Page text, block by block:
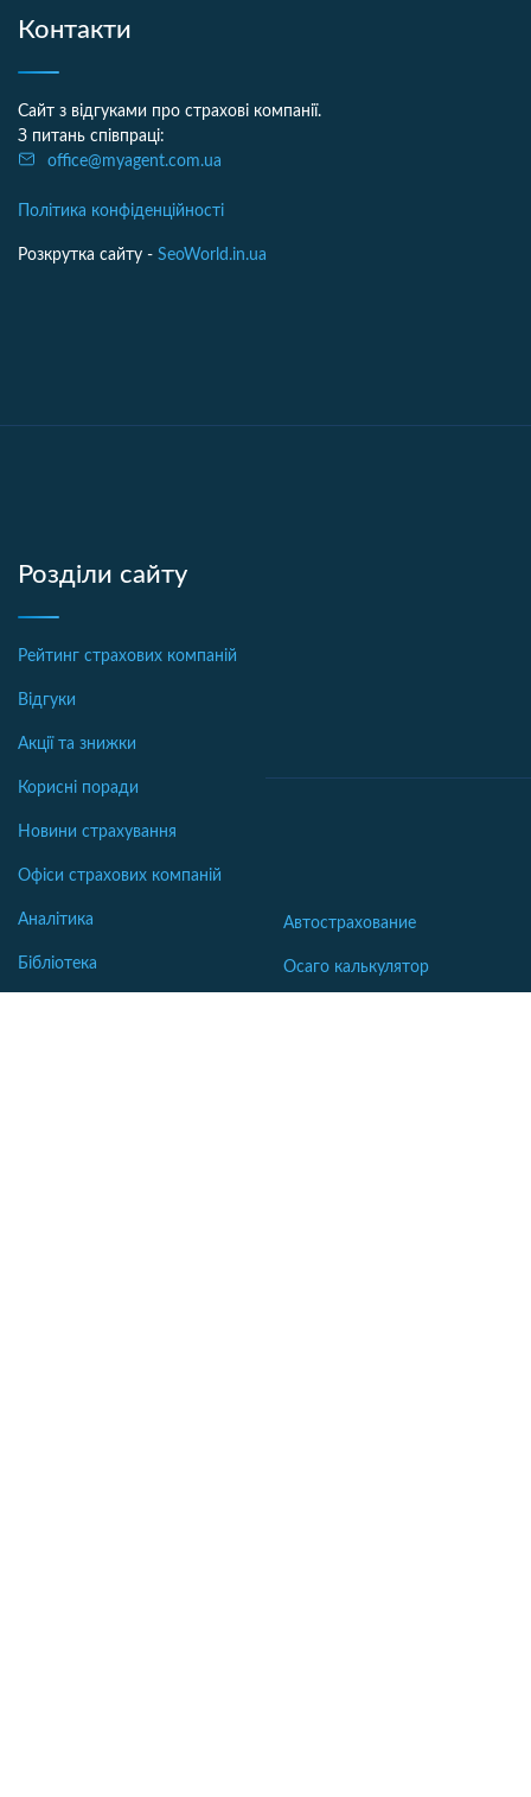
Контакти
Сайт з відгуками про страхові компанії.
З питань співпраці:
office@myagent.com.ua
Політика конфіденційності
Розкрутка сайту - SeoWorld.in.ua
Розділи сайту
Рейтинг страхових компаній
Відгуки
Акції та знижки
Корисні поради
Новини страхування
Офіси страхових компаній
Аналітика
Бібліотека
Автострахование
Осаго калькулятор